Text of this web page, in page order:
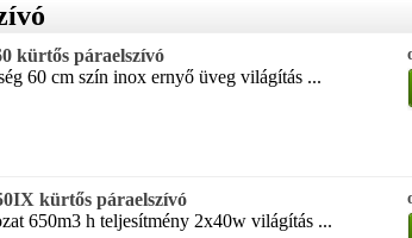
kürtős páraelszívó
60 cm szín inox ernyő üveg világítás ...
kürtős páraelszívó
650m3 h teljesítmény 2x40w világítás ...